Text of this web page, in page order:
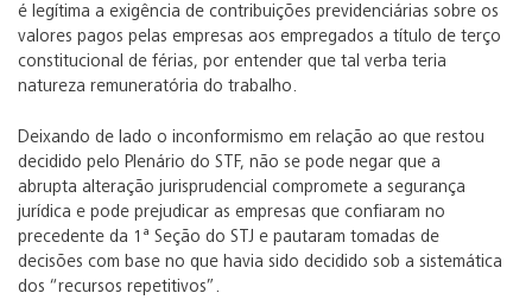
é legítima a exigência de contribuições previdenciárias sobre os
valores pagos pelas empresas aos empregados a título de terço
constitucional de férias, por entender que tal verba teria
natureza remuneratória do trabalho.
Deixando de lado o inconformismo em relação ao que restou
decidido pelo Plenário do STF, não se pode negar que a
abrupta alteração jurisprudencial compromete a segurança
jurídica e pode prejudicar as empresas que confiaram no
precedente da 1ª Seção do STJ e pautaram tomadas de
decisões com base no que havia sido decidido sob a sistemática
dos “recursos repetitivos”.